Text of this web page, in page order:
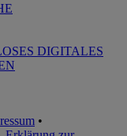
DIGITALES
•